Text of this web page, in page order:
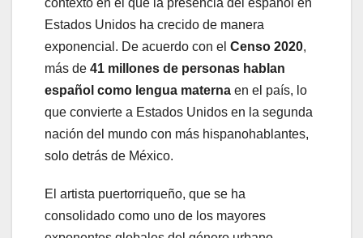
Estados Unidos ha crecido de manera
exponencial. De acuerdo con el Censo 2020,
más de 41 millones de personas hablan
español como lengua materna en el país, lo
que convierte a Estados Unidos en la segunda
nación del mundo con más hispanohablantes,
solo detrás de México.
El artista puertorriqueño, que se ha
consolidado como uno de los mayores